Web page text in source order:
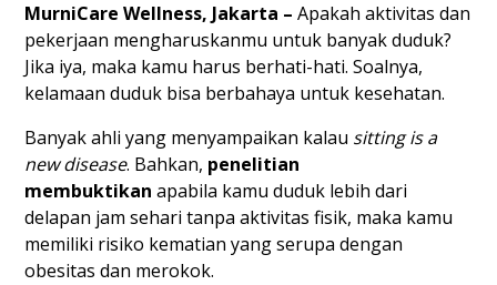
MurniCare Wellness, Jakarta – Apakah aktivitas dan
pekerjaan mengharuskanmu untuk banyak duduk?
Jika iya, maka kamu harus berhati-hati. Soalnya,
kelamaan duduk bisa berbahaya untuk kesehatan.
Banyak ahli yang menyampaikan kalau sitting is a
new disease. Bahkan, penelitian
membuktikan apabila kamu duduk lebih dari
delapan jam sehari tanpa aktivitas fisik, maka kamu
memiliki risiko kematian yang serupa dengan
obesitas dan merokok.